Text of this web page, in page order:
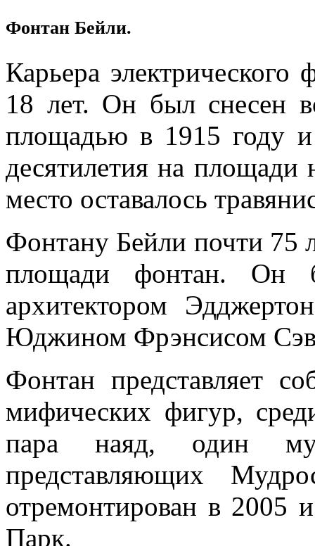
Фонтан Бейли.
Карьера
18 лет. Он был снесен
площадью в 1915 году
десятилетия на
место оставалось
Фонтану Бейли почти 75
площади фонтан. Он
архитектором
Юджином Фрэнсисом
Фонтан представляет
мифических фигур,
пара наяд, один
представляющих
отремонтирован в 2005
Парк.